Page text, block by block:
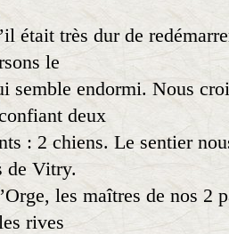
était très dur de
le
semble endormi. Nous
deux
: 2 chiens. Le sentier
de Vitry.
les maîtres de nos 2
rives